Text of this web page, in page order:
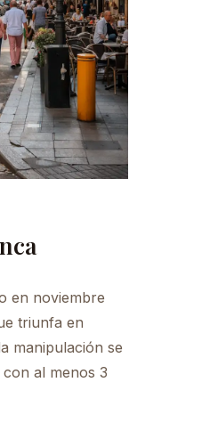
en noviembre
triunfa en
manipulación se
al menos 3